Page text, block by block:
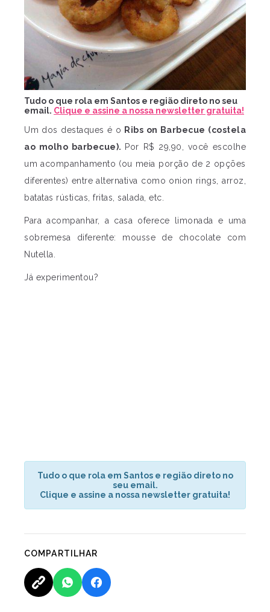
Tudo o que rola em Santos e região direto no seu
email. Clique e assine a nossa newsletter gratuita!
Um dos destaques é o Ribs on Barbecue (costela
ao molho barbecue). Por R$ 29,90, você escolhe
um acompanhamento (ou meia porção de 2 opções
diferentes) entre alternativa como onion rings, arroz,
batatas rústicas, fritas, salada, etc.
Para acompanhar, a casa oferece limonada e uma
sobremesa diferente: mousse de chocolate com
Nutella.
Já experimentou?
Tudo o que rola em Santos e região direto no
seu email.
Clique e assine a nossa newsletter gratuita!
COMPARTILHAR